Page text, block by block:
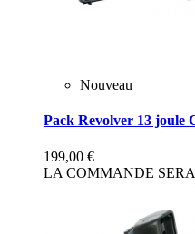
Nouveau
Pack Revolver 13 joule
199,00 €
LA COMMANDE